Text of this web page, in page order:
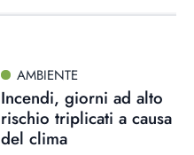
AMBIENTE
Incendi, giorni ad alto
rischio triplicati a causa
del clima